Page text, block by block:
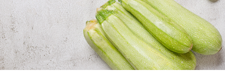
ЕДА ОВОЩИ РЕЦЕПТЫ